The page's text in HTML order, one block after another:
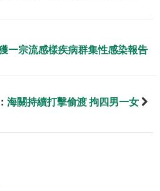
一宗流感樣疾病群集性感染報告
海關持續打擊偷渡 拘四男一女